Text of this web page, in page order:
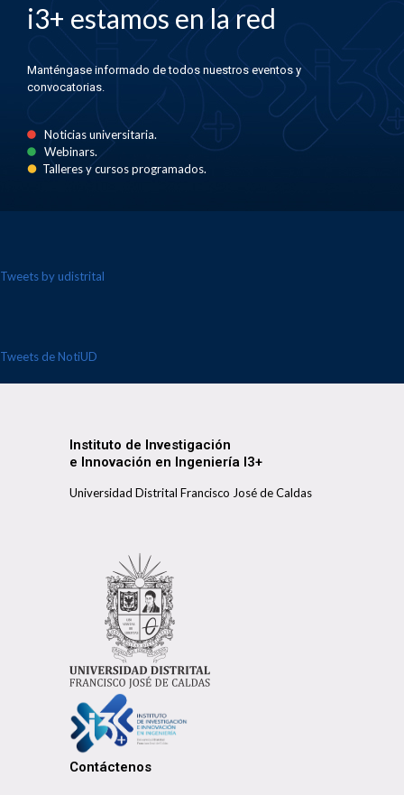
i3+ estamos en la red
Manténgase informado de todos nuestros eventos y
convocatorias.
Noticias universitaria.
Webinars.
Talleres y cursos programados.
Tweets by udistrital
Tweets de NotiUD
Instituto de Investigación
e Innovación en Ingeniería I3+
Universidad Distrital Francisco José de Caldas
Contáctenos